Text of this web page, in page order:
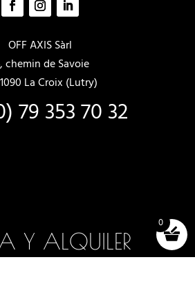
OFF AXIS Sàrl
chemin de Savoie
La Croix (Lutry)
79 353 70 32
Y ALQUILER
0